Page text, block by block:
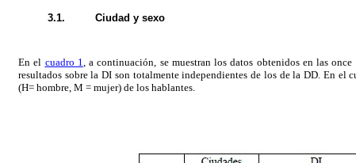
3.1. Ciudad y sexo
En el cuadro 1, a continuación, se muestran los datos obtenidos en las
resultados sobre la DI son totalmente independientes de los de la DD. En el
(H= hombre, M = mujer) de los hablantes.